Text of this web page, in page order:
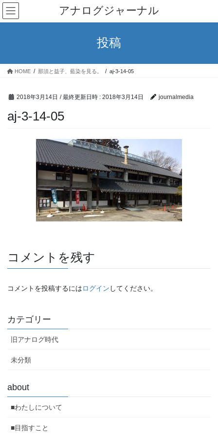
コ
ン
テ
ス
ナ
ビ
ゲ
ン
アナログジャーナル
投稿
HOME 那須と益子、藍染を見る。 aj-3-14-05
2018年3月14日 / 最終更新日時 : 2018年3月14日 journalmedia
aj-3-14-05
コメントを残す
コメントを投稿するにはログイン してください。
カテゴリー
旧アナログ時代
未分類
about
■わたしについて
■目指すこと